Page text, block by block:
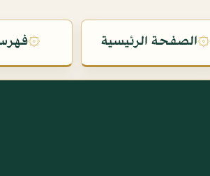
۞الصفحة الرئيسية ۞